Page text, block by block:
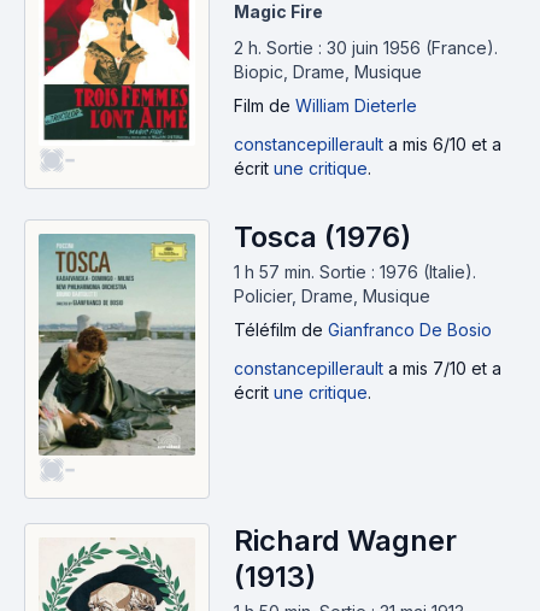
-
Magic Fire
2 h. Sortie : 30 juin 1956 (France).
Biopic, Drame, Musique
Film de William Dieterle
constancepillerault a mis 6/10 et a
écrit une critique.
-
Tosca (1976)
1 h 57 min. Sortie : 1976 (Italie).
Policier, Drame, Musique
Téléfilm de Gianfranco De Bosio
constancepillerault a mis 7/10 et a
écrit une critique.
Richard Wagner
(1913)